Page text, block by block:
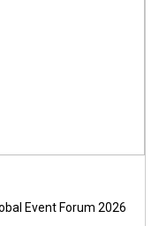
Event Forum 2026